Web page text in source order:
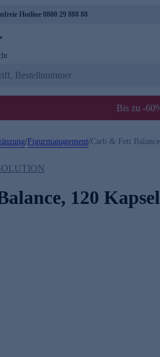
Hotline 0800 29 888 88
Bis zu -
/Figurmanagement/Carb & Fett
120